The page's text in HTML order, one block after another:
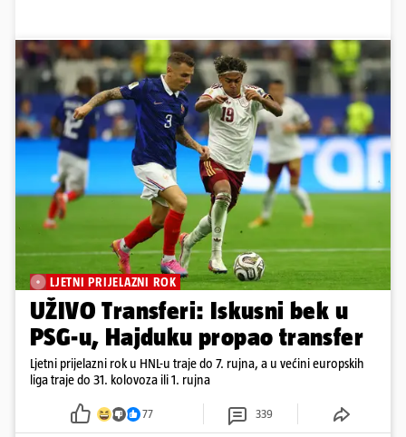
LJETNI PRIJELAZNI ROK
UŽIVO Transferi: Iskusni bek u
PSG-u, Hajduku propao transfer
Ljetni prijelazni rok u HNL-u traje do 7. rujna, a u većini europskih
liga traje do 31. kolovoza ili 1. rujna
77 339